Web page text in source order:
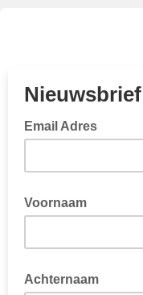
Email Adres
Voornaam
Achternaam